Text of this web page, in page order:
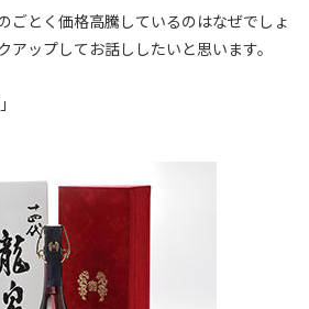
ごとく価格高騰しているのはなぜでしょ
アップしてお話ししたいと思います。